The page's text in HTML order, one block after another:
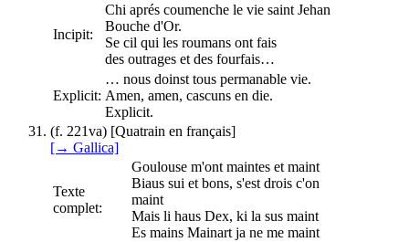
Incipit:
Chi aprés coumenche le vie saint Jehan
Bouche d'Or.
Se cil qui les roumans ont fais
des outrages et des fourfais…
Explicit:
… nous doinst tous permanable vie.
Amen, amen, cascuns en die.
Explicit.
(f. 221va) [Quatrain en français]
[→ Gallica]
Texte
complet:
Goulouse m'ont maintes et maint
Biaus sui et bons, s'est drois c'on
maint
Mais li haus Dex, ki la sus maint
Es mains Mainart ja ne me maint